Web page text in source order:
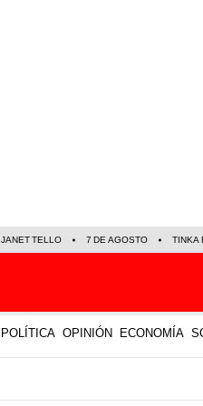
JANET TELLO 7 DE AGOSTO TINKA
POLÍTICA OPINIÓN ECONOMÍA